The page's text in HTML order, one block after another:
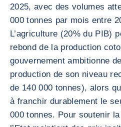
2025, avec des volumes
000 tonnes par mois entre
L’agriculture (20% du PIB)
rebond de la production
gouvernement ambitionne
production de son niveau
de 140 000 tonnes), alors
à franchir durablement le
000 tonnes. Pour soutenir